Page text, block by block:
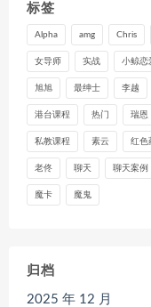
标签
Alpha amg Chris
女导师 实战 小鲸恋
旭旭 最绅士 李越
港台课程 热门 瑞恩
私教课程 素云 红色
老佟 聊天 聊天案例
魔卡 魔鬼
归档
2025 年 12 月